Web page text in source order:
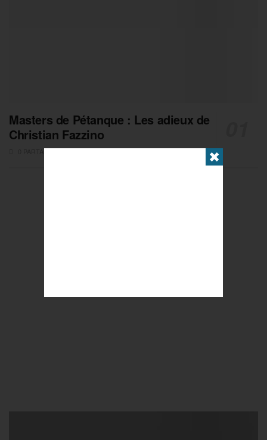
Masters de Pétanque : Les adieux de
Christian Fazzino
0 PARTAGES ✖